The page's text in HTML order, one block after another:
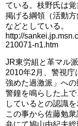
ている。枝野氏は
掲げる綱領（活動方
などとしている。
http://
210071-n1.htm
JR東労組と革マル
2010年2月、警視庁
強めた過激派」への
警鐘を鳴らした上
しているとの認識を
この事から佐藤勉
弁にて鳩山由紀夫総